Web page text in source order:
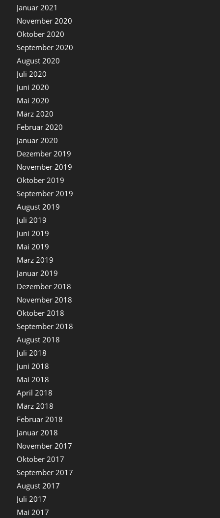
Januar 2021
November 2020
Oktober 2020
September 2020
August 2020
Juli 2020
Juni 2020
Mai 2020
März 2020
Februar 2020
Januar 2020
Dezember 2019
November 2019
Oktober 2019
September 2019
August 2019
Juli 2019
Juni 2019
Mai 2019
März 2019
Januar 2019
Dezember 2018
November 2018
Oktober 2018
September 2018
August 2018
Juli 2018
Juni 2018
Mai 2018
April 2018
März 2018
Februar 2018
Januar 2018
November 2017
Oktober 2017
September 2017
August 2017
Juli 2017
Mai 2017